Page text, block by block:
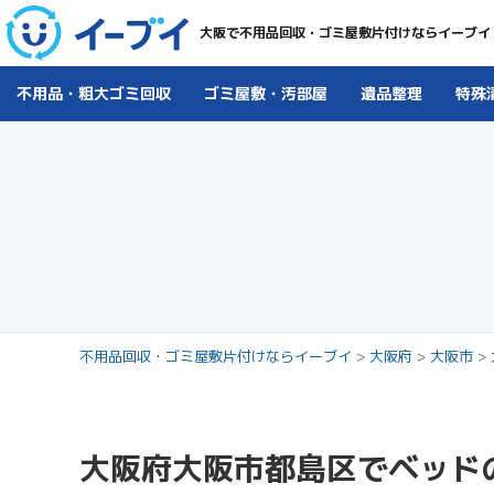
大阪で不用品回収・ゴミ屋敷片付けならイーブ
不用品・粗大ゴミ回収 ゴミ屋敷・汚部屋 遺品整理 特殊
不用品回収・ゴミ屋敷片付けならイーブイ > 大阪府 > 大阪市 >
大阪府大阪市都島区でベッ